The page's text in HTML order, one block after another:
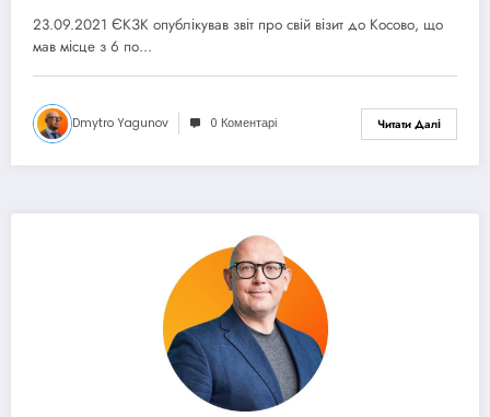
23.09.2021 ЄКЗК опублікував звіт про свій візит до Косово, що
мав місце з 6 по…
Dmytro Yagunov 0 Коментарі Читати Далі